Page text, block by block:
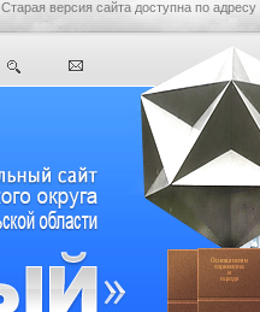
Старая версия сайта доступна по адресу